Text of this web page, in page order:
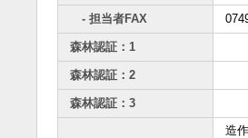
- 担当者FAX
森林認証：1
森林認証：2
森林認証：3
造